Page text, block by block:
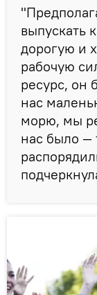
выпускать
дорогую и
рабочую
ресурс,
нас
морю, мы
нас было —